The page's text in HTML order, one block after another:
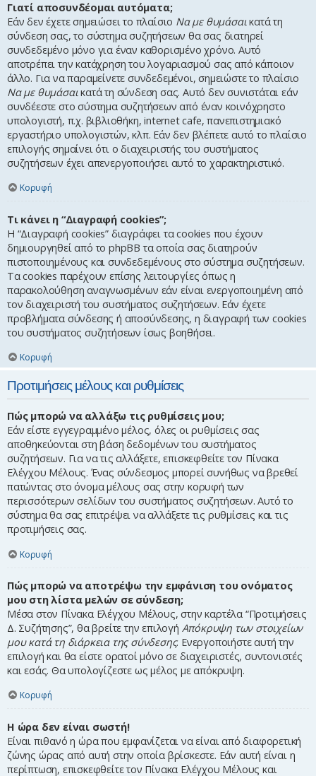
Γιατί αποσυνδέομαι αυτόματα;
Εάν δεν έχετε σημειώσει το πλαίσιο Να με θυμάσαικατά τη
σύνδεση σας, το σύστημα συζητήσεων θα σας διατηρεί
συνδεδεμένο μόνο για έναν καθορισμένο χρόνο. Αυτό
αποτρέπει την κατάχρηση του λογαριασμού σας από κάποιον
άλλο. Για να παραμείνετε συνδεδεμένοι, σημειώστε το πλαίσιο
Να με θυμάσαικατά τη σύνδεση σας. Αυτό δεν συνιστάται εάν
συνδέεστε στο σύστημα συζητήσεων από έναν κοινόχρηστο
υπολογιστή, π.χ. βιβλιοθήκη, internet cafe, πανεπιστημιακό
εργαστήριο υπολογιστών, κλπ. Εάν δεν βλέπετε αυτό το πλαίσιο
επιλογής σημαίνει ότι ο διαχειριστής του συστήματος
συζητήσεων έχει απενεργοποιήσει αυτό το χαρακτηριστικό.
Κορυφή
Τι κάνει η “Διαγραφή cookies”;
Η “Διαγραφή cookies” διαγράφει τα cookies που έχουν
δημιουργηθεί από το phpBB τα οποία σας διατηρούν
πιστοποιημένους και συνδεδεμένους στο σύστημα συζητήσεων.
Τα cookies παρέχουν επίσης λειτουργίες όπως η
παρακολούθηση αναγνωσμένων εάν είναι ενεργοποιημένη από
τον διαχειριστή του συστήματος συζητήσεων. Εάν έχετε
προβλήματα σύνδεσης ή αποσύνδεσης, η διαγραφή των cookies
του συστήματος συζητήσεων ίσως βοηθήσει.
Κορυφή
Προτιμήσεις μέλους και ρυθμίσεις
Πώς μπορώ να αλλάξω τις ρυθμίσεις μου;
Εάν είστε εγγεγραμμένο μέλος, όλες οι ρυθμίσεις σας
αποθηκεύονται στη βάση δεδομένων του συστήματος
συζητήσεων. Για να τις αλλάξετε, επισκεφθείτε τον Πίνακα
Ελέγχου Μέλους. Ένας σύνδεσμος μπορεί συνήθως να βρεθεί
πατώντας στο όνομα μέλους σας στην κορυφή των
περισσότερων σελίδων του συστήματος συζητήσεων. Αυτό το
σύστημα θα σας επιτρέψει να αλλάξετε τις ρυθμίσεις και τις
προτιμήσεις σας.
Κορυφή
Πώς μπορώ να αποτρέψω την εμφάνιση του ονόματος
μου στη λίστα μελών σε σύνδεση;
Μέσα στον Πίνακα Ελέγχου Μέλους, στην καρτέλα “Προτιμήσεις
Δ. Συζήτησης”, θα βρείτε την επιλογή Απόκρυψη των στοιχείων
μου κατά τη διάρκεια της σύνδεσης. Ενεργοποιήστε αυτή την
επιλογή και θα είστε ορατοί μόνο σε διαχειριστές, συντονιστές
και εσάς. Θα υπολογίζεστε ως μέλος με απόκρυψη.
Κορυφή
Η ώρα δεν είναι σωστή!
Είναι πιθανό η ώρα που εμφανίζεται να είναι από διαφορετική
ζώνης ώρας από αυτή στην οποία βρίσκεστε. Εάν αυτή είναι η
περίπτωση, επισκεφθείτε τον Πίνακα Ελέγχου Μέλους και